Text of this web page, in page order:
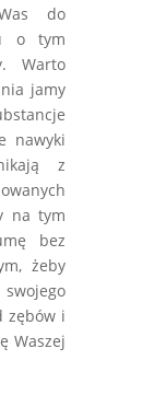
do
o tym
Warto
jamy
nawyki
z
na tym
bez
żeby
zębów i
Waszej